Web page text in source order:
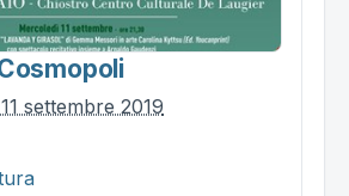
settembre 2019